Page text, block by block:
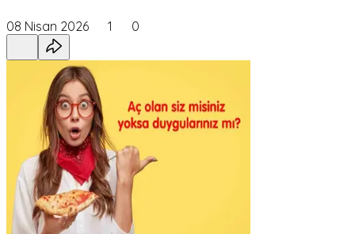
08 Nisan 2026 1 0